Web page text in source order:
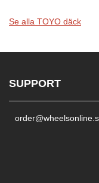
Se alla TOYO däck
SUPPORT